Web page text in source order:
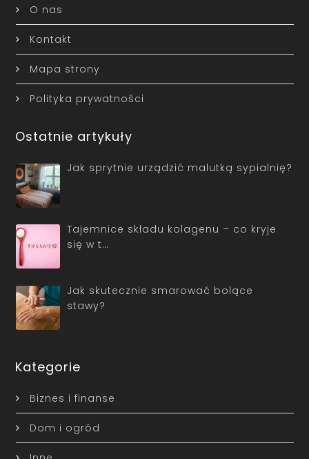
O nas
Kontakt
Mapa strony
Polityka prywatności
Ostatnie artykuły
Jak sprytnie urządzić malutką sypialnię?
Tajemnice składu kolagenu – co kryje
się w t…
Jak skutecznie smarować bolące
stawy?
Kategorie
Biznes i finanse
Dom i ogród